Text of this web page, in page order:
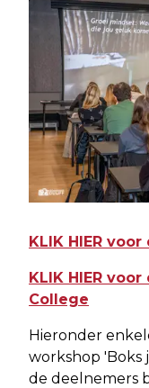
KLIK HIER
KLIK HIER
College
Hieronder
workshop 'Boks
de deelnemers